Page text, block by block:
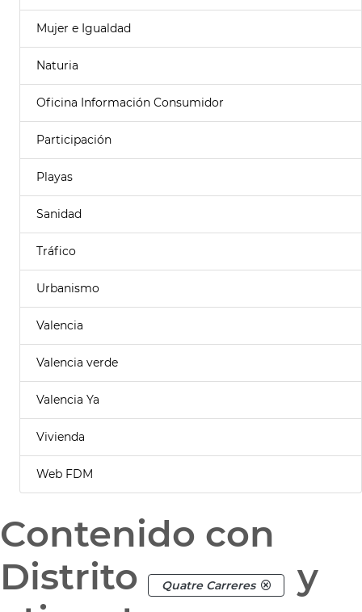
Mujer e Igualdad
Naturia
Oficina Información Consumidor
Participación
Playas
Sanidad
Tráfico
Urbanismo
Valencia
Valencia verde
Valencia Ya
Vivienda
Web FDM
Contenido con
Distrito
Quatre Carreres
y